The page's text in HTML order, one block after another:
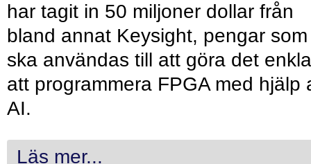
har tagit in 50 miljoner dollar från
bland annat Keysight, pengar som
ska användas till att göra det
att programmera FPGA med hjälp
AI.
Läs mer...